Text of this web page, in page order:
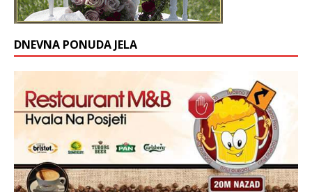
DNEVNA PONUDA JELA